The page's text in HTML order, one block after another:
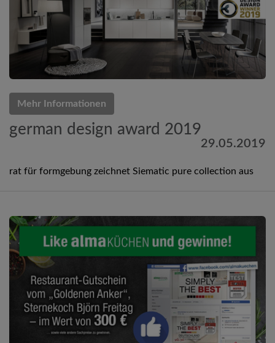
Mehr Informationen
german design award 2019
29.05.2019
rat für formgebung zeichnet Siematic pure collection aus